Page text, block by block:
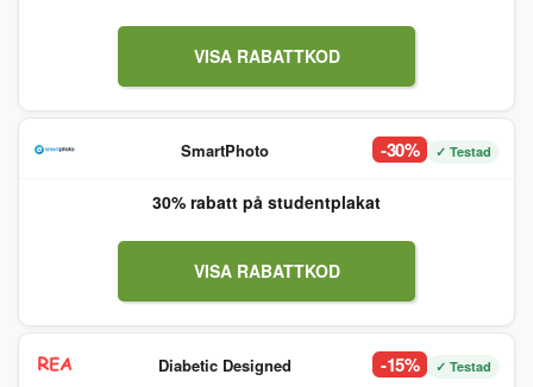
VISA RABATTKOD
SmartPhoto -30% ✓ Testad
30% rabatt på studentplakat
VISA RABATTKOD
Diabetic Designed -15% ✓ Testad